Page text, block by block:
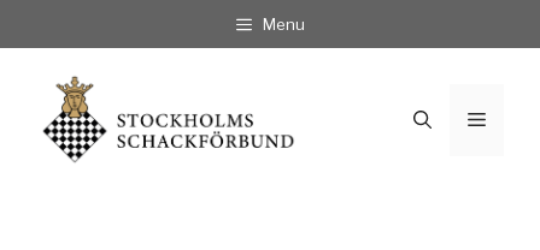
till
innehåll
Menu
Meny